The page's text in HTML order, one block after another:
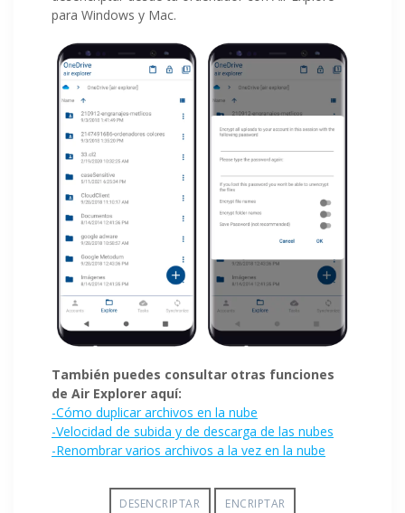
para Windows y Mac.
También puedes consultar otras funciones
de Air Explorer aquí:
-Cómo duplicar archivos en la nube
-Velocidad de subida y de descarga de las nubes
-Renombrar varios archivos a la vez en la nube
DESENCRIPTAR ENCRIPTAR